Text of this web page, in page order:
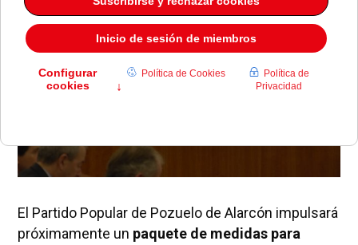
El Partido Popular de Pozuelo de Alarcón impulsará
próximamente un paquete de medidas para